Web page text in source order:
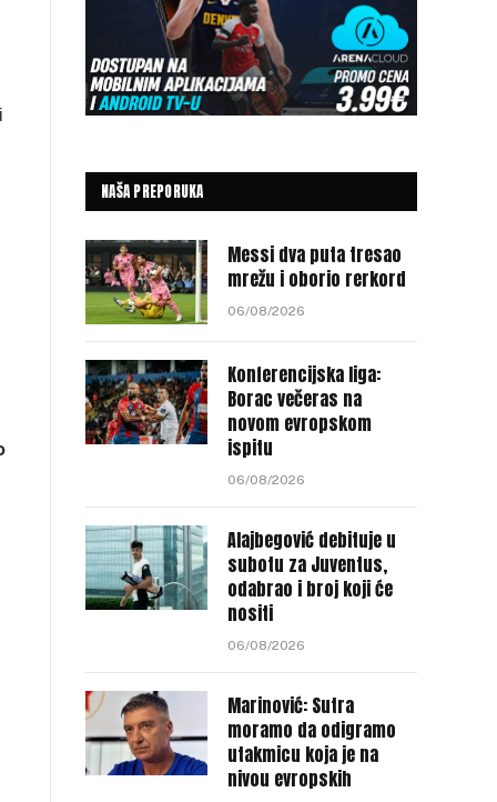
NAŠA PREPORUKA
Messi dva puta tresao
mrežu i oborio rerkord
06/08/2026
Konferencijska liga:
Borac večeras na
novom evropskom
ispitu
06/08/2026
Alajbegović debituje u
subotu za Juventus,
odabrao i broj koji će
nositi
06/08/2026
Marinović: Sutra
moramo da odigramo
utakmicu koja je na
nivou evropskih